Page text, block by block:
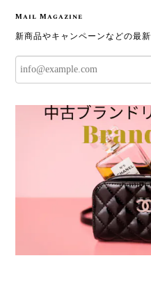
Mail Magazine
新商品やキャンペーンなどの最